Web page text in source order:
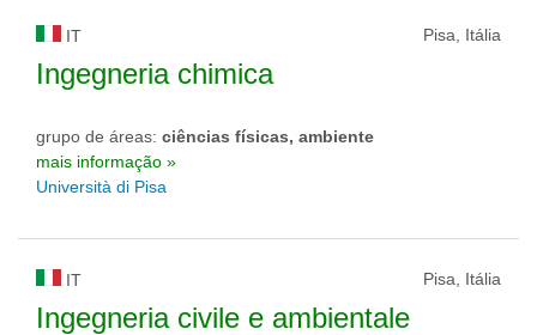
IT Pisa, Itália
Ingegneria chimica
grupo de áreas: ciências físicas, ambiente
mais informação »
Università di Pisa
IT Pisa, Itália
Ingegneria civile e ambientale